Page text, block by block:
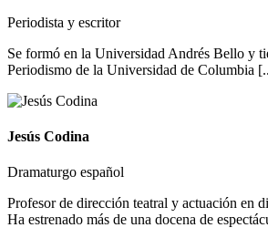
Periodista y escritor
Se formó en la Universidad Andrés Bello y
Periodismo de la Universidad de Columbia
Jesús Codina
Dramaturgo español
Profesor de dirección teatral y actuación en
Ha estrenado más de una docena de